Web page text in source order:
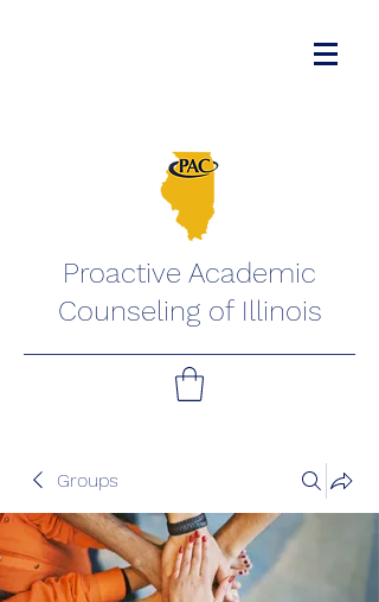
Proactive Academic
Counseling of Illinois
Groups